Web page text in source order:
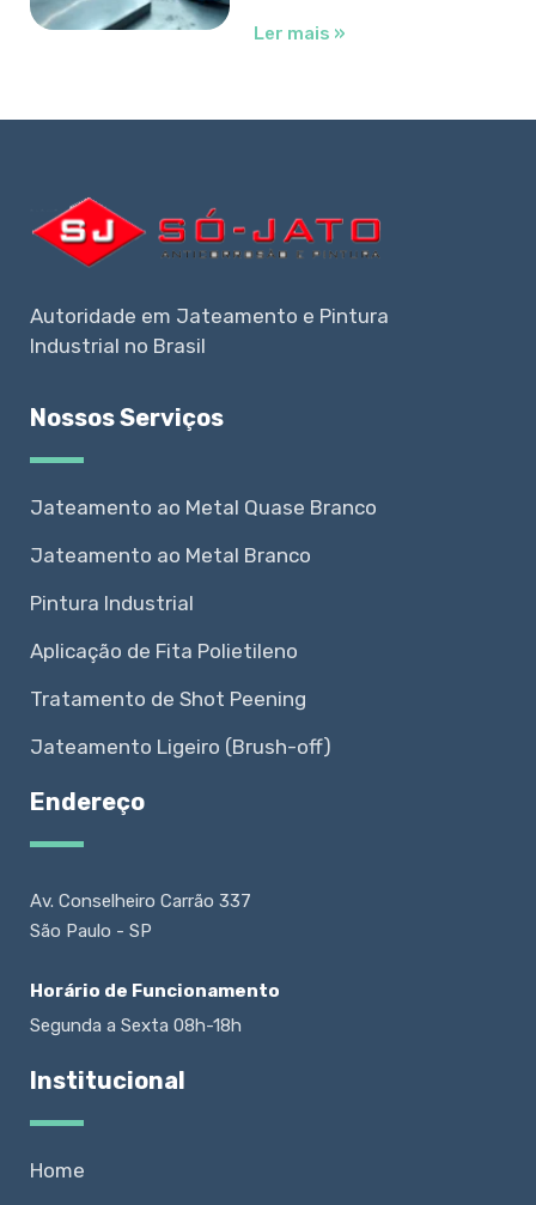
Ler mais »
Autoridade em Jateamento e Pintura
Industrial no Brasil
Nossos Serviços
Jateamento ao Metal Quase Branco
Jateamento ao Metal Branco
Pintura Industrial
Aplicação de Fita Polietileno
Tratamento de Shot Peening
Jateamento Ligeiro (Brush-off)
Endereço
Av. Conselheiro Carrão 337
São Paulo - SP
Horário de Funcionamento
Segunda a Sexta 08h-18h
Institucional
Home